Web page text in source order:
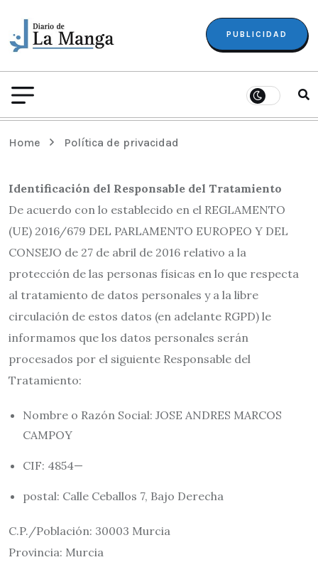
PUBLICIDAD
Home Política de privacidad
Identificación del Responsable del Tratamiento
De acuerdo con lo establecido en el REGLAMENTO
(UE) 2016/679 DEL PARLAMENTO EUROPEO Y DEL
CONSEJO de 27 de abril de 2016 relativo a la
protección de las personas físicas en lo que respecta
al tratamiento de datos personales y a la libre
circulación de estos datos (en adelante RGPD) le
informamos que los datos personales serán
procesados por el siguiente Responsable del
Tratamiento:
Nombre o Razón Social: JOSE ANDRES MARCOS
CAMPOY
CIF: 4854—
postal: Calle Ceballos 7, Bajo Derecha
C.P./Población: 30003 Murcia
Provincia: Murcia